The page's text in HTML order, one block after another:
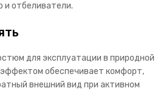
и отбеливатели.
для эксплуатации в природной
обеспечивает комфорт,
внешний вид при активном